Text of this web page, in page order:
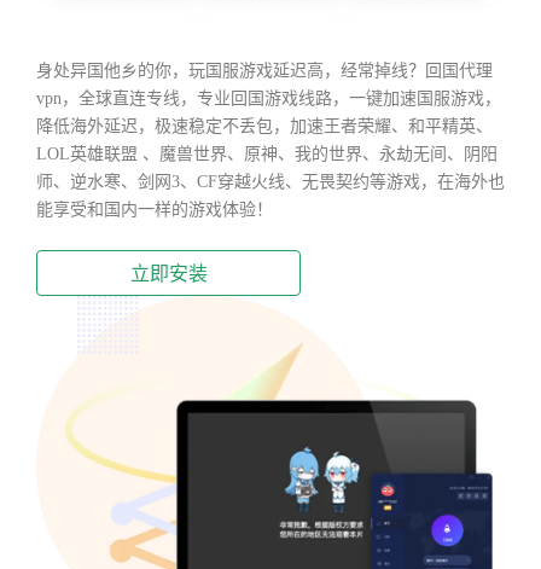
身处异国他乡的你，玩国服游戏延迟高，经常掉线？回国代理
vpn，全球直连专线，专业回国游戏线路，一键加速国服游戏，
降低海外延迟，极速稳定不丢包，加速王者荣耀、和平精英、
LOL英雄联盟 、魔兽世界、原神、我的世界、永劫无间、阴阳
师、逆水寒、剑网3、CF穿越火线、无畏契约等游戏，在海外也
能享受和国内一样的游戏体验！
立即安装